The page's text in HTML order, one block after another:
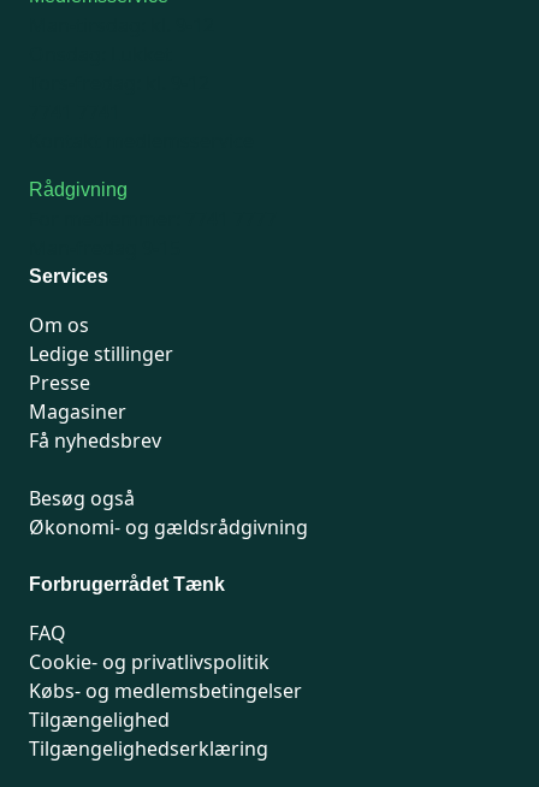
Rådgivning
Services
Om os
Ledige stillinger
Presse
Magasiner
Få nyhedsbrev
Besøg også
Økonomi- og gældsrådgivning
Forbrugerrådet Tænk
FAQ
Cookie- og privatlivspolitik
Købs- og medlemsbetingelser
Tilgængelighed
Tilgængelighedserklæring